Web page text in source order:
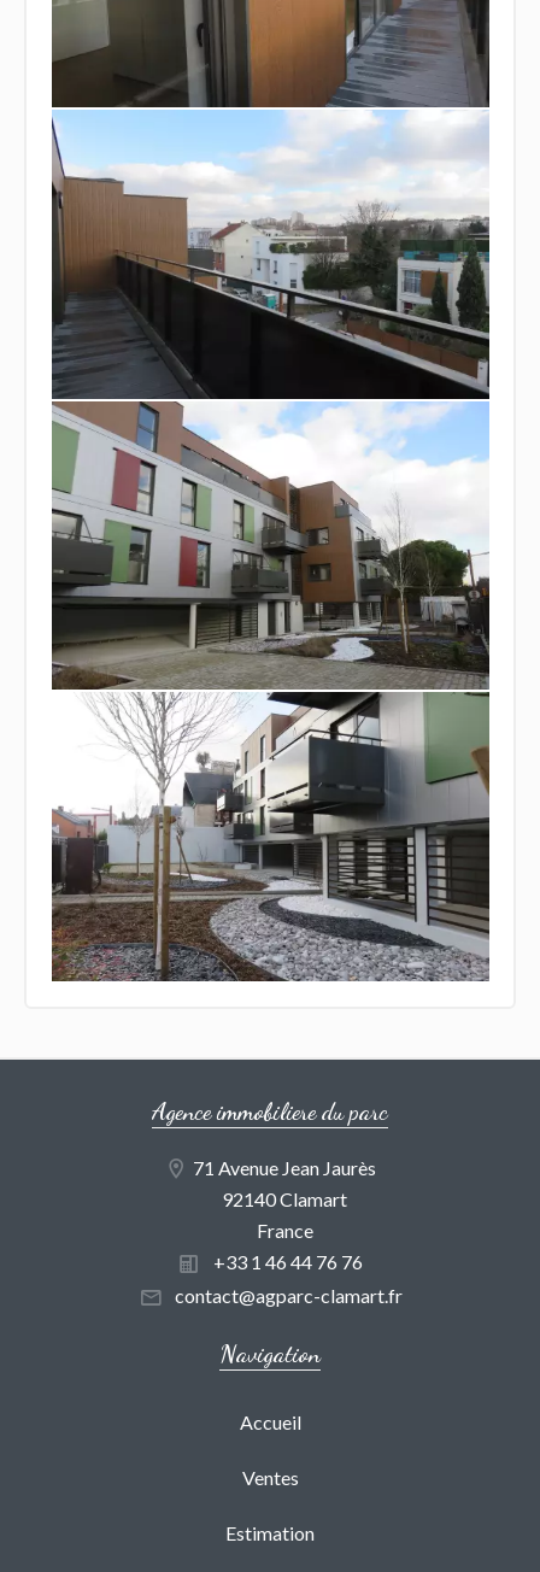
Agence immobiliere du parc
71 Avenue Jean Jaurès
92140 Clamart
France
+33 1 46 44 76 76
contact@agparc-clamart.fr
Navigation
Accueil
Ventes
Estimation